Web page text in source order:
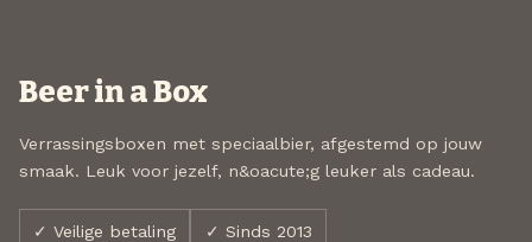
Beer in a Box
Verrassingsboxen met speciaalbier, afgestemd op jouw
smaak. Leuk voor jezelf, n&oacute;g leuker als cadeau.
✓ Veilige betaling ✓ Sinds 2013